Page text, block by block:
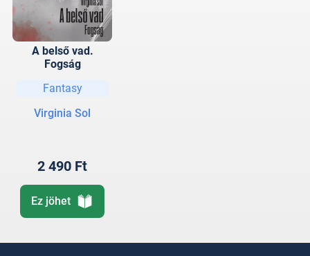
A belső vad.
Fogság
Fantasy
Virginia Sol
2 490 Ft
Ez jöhet